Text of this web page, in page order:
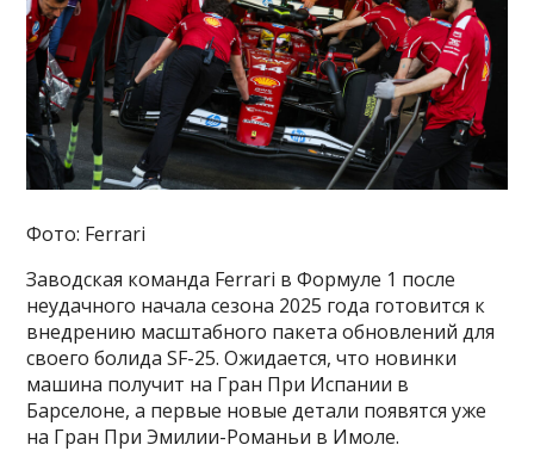
Фото: Ferrari
Заводская команда Ferrari в Формуле 1 после
неудачного начала сезона 2025 года готовится к
внедрению масштабного пакета обновлений для
своего болида SF-25. Ожидается, что новинки
машина получит на Гран При Испании в
Барселоне, а первые новые детали появятся уже
на Гран При Эмилии-Романьи в Имоле.